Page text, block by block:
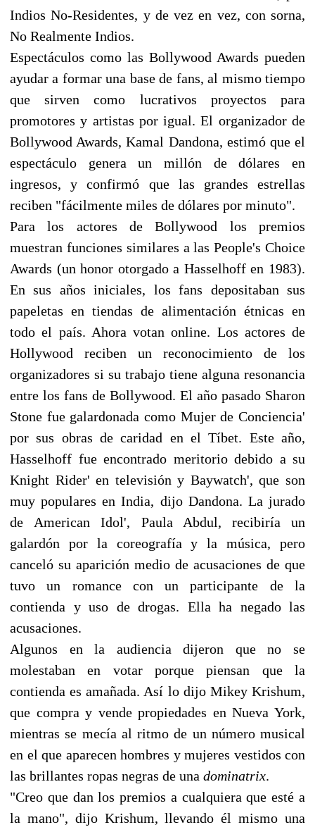
Indios No-Residentes, y de vez en vez, con sorna,
No Realmente Indios.
Espectáculos como las Bollywood Awards pueden
ayudar a formar una base de fans, al mismo tiempo
que sirven como lucrativos proyectos para
promotores y artistas por igual. El organizador de
Bollywood Awards, Kamal Dandona, estimó que el
espectáculo genera un millón de dólares en
ingresos, y confirmó que las grandes estrellas
reciben "fácilmente miles de dólares por minuto".
Para los actores de Bollywood los premios
muestran funciones similares a las People's Choice
Awards (un honor otorgado a Hasselhoff en 1983).
En sus años iniciales, los fans depositaban sus
papeletas en tiendas de alimentación étnicas en
todo el país. Ahora votan online. Los actores de
Hollywood reciben un reconocimiento de los
organizadores si su trabajo tiene alguna resonancia
entre los fans de Bollywood. El año pasado Sharon
Stone fue galardonada como Mujer de Conciencia'
por sus obras de caridad en el Tíbet. Este año,
Hasselhoff fue encontrado meritorio debido a su
Knight Rider' en televisión y Baywatch', que son
muy populares en India, dijo Dandona. La jurado
de American Idol', Paula Abdul, recibiría un
galardón por la coreografía y la música, pero
canceló su aparición medio de acusaciones de que
tuvo un romance con un participante de la
contienda y uso de drogas. Ella ha negado las
acusaciones.
Algunos en la audiencia dijeron que no se
molestaban en votar porque piensan que la
contienda es amañada. Así lo dijo Mikey Krishum,
que compra y vende propiedades en Nueva York,
mientras se mecía al ritmo de un número musical
en el que aparecen hombres y mujeres vestidos con
las brillantes ropas negras de una dominatrix.
"Creo que dan los premios a cualquiera que esté a
la mano", dijo Krishum, llevando él mismo una